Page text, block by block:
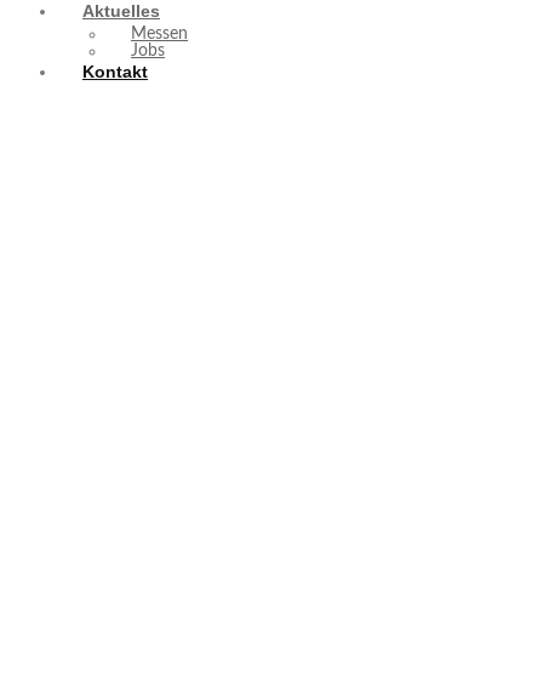
Aktuelles
Messen
Jobs
Kontakt